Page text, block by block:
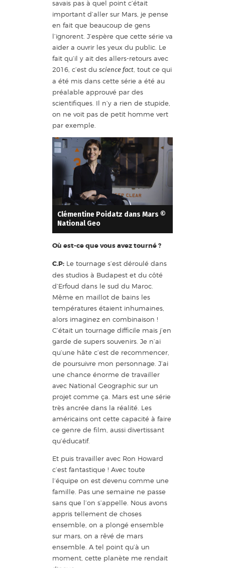
savais pas à quel point c’était
important d’aller sur Mars, je pense
en fait que beaucoup de gens
l’ignorent. J’espère que cette série va
aider a ouvrir les yeux du public. Le
fait qu’il y ait des allers-retours avec
2016, c’est du science fact , tout ce qui
a été mis dans cette série a été au
préalable approuvé par des
scientifiques. Il n’y a rien de stupide,
on ne voit pas de petit homme vert
par exemple.
Clémentine Poidatz dans Mars ©
National Geo
Où est-ce que vous avez tourné ?
C.P: Le tournage s’est déroulé dans
des studios à Budapest et du côté
d’Erfoud dans le sud du Maroc.
Même en maillot de bains les
températures étaient inhumaines,
alors imaginez en combinaison !
C’était un tournage difficile mais j’en
garde de supers souvenirs. Je n’ai
qu’une hâte c’est de recommencer,
de poursuivre mon personnage. J’ai
une chance énorme de travailler
avec National Geographic sur un
projet comme ça. Mars est une série
très ancrée dans la réalité. Les
américains ont cette capacité à faire
ce genre de film, aussi divertissant
qu’éducatif.
Et puis travailler avec Ron Howard
c’est fantastique ! Avec toute
l‘équipe on est devenu comme une
famille. Pas une semaine ne passe
sans que l’on s’appelle. Nous avons
appris tellement de choses
ensemble, on a plongé ensemble
sur mars, on a rêvé de mars
ensemble. A tel point qu’à un
moment, cette planète me rendait